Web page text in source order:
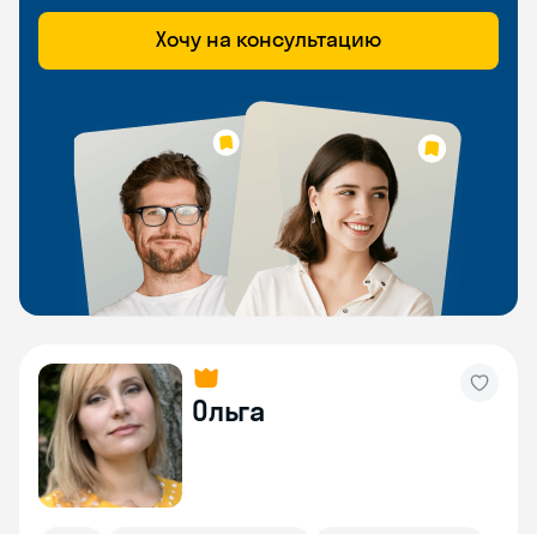
Хочу на консультацию
Ольга